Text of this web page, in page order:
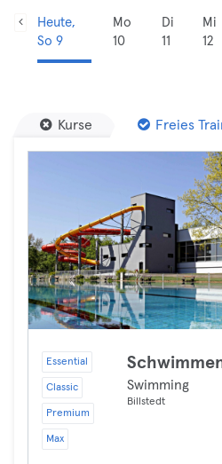
Heute,
So 9
Mo
10
Di
11
Mi
12
Kurse Freies
Essential
Classic
Premium
Max
Swimming
Billstedt